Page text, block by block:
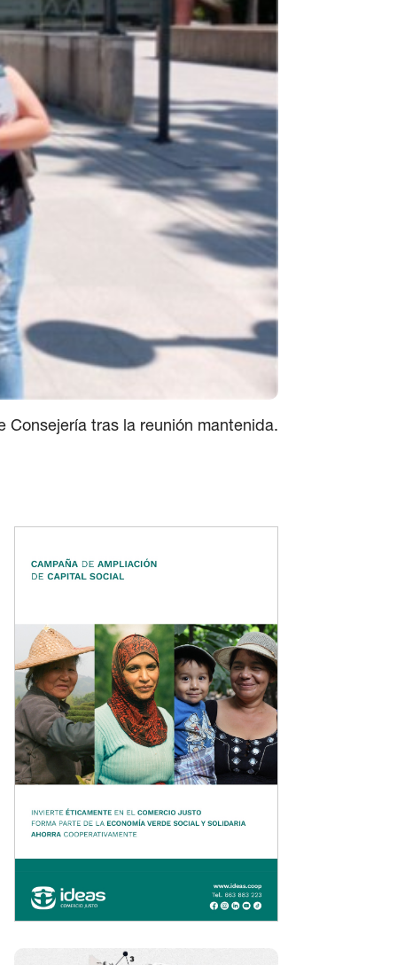
Consejería tras la reunión mantenida.